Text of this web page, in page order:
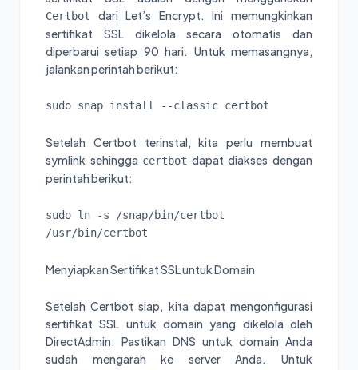
Certbot
dari Let’s Encrypt. Ini memungkinkan
sertifikat SSL dikelola secara otomatis dan
diperbarui setiap 90 hari. Untuk memasangnya,
jalankan perintah berikut:
sudo snap install --classic certbot
Setelah Certbot terinstal, kita perlu membuat
symlink sehingga certbot dapat diakses dengan
perintah berikut:
sudo ln -s /snap/bin/certbot
/usr/bin/certbot
Menyiapkan Sertifikat SSL untuk Domain
Setelah Certbot siap, kita dapat mengonfigurasi
sertifikat SSL untuk domain yang dikelola oleh
DirectAdmin. Pastikan DNS untuk domain Anda
sudah mengarah ke server Anda. Untuk